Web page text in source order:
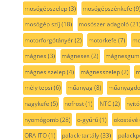
mosógépszelep(3) mosógépszénkefe (9)
mosógép szíj (18) mosószer adagoló(21)
motorforgótányér(2) motorkefe (7)
mágnes (3) mágneses (2) mágnesgumi
mágnes szelep(4) mágnesszelep(2)
mély tepsi (6) műanyag(8)
nagykefe (5) nofrost(1) NTC (2)
nyomógomb(28) o-gyűrű(1) okostévé
ORA ITO(1) palack-tartály(33)